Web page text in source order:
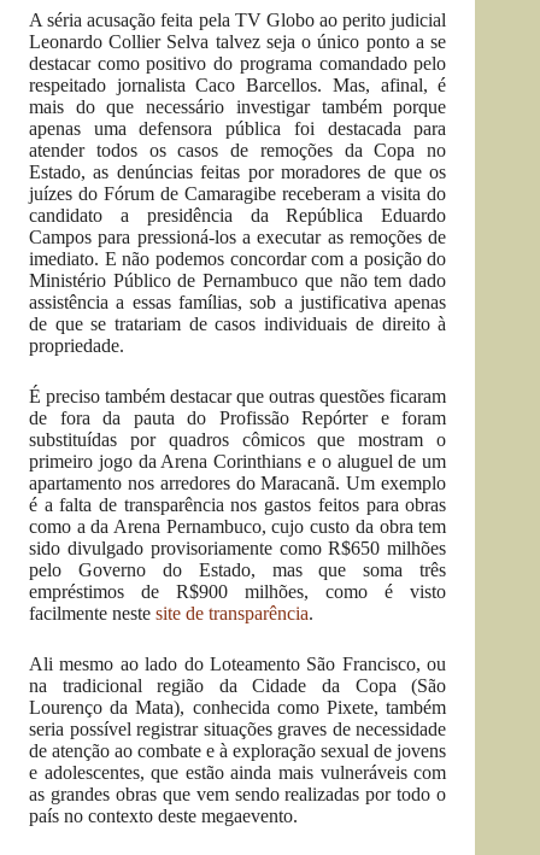
A séria acusação feita pela TV Globo ao perito judicial
Leonardo Collier Selva talvez seja o único ponto a se
destacar como positivo do programa comandado pelo
respeitado jornalista Caco Barcellos. Mas, afinal, é
mais do que necessário investigar também porque
apenas uma defensora pública foi destacada para
atender todos os casos de remoções da Copa no
Estado, as denúncias feitas por moradores de que os
juízes do Fórum de Camaragibe receberam a visita do
candidato a presidência da República Eduardo
Campos para pressioná-los a executar as remoções de
imediato. E não podemos concordar com a posição do
Ministério Público de Pernambuco que não tem dado
assistência a essas famílias, sob a justificativa apenas
de que se tratariam de casos individuais de direito à
propriedade.
É preciso também destacar que outras questões ficaram
de fora da pauta do Profissão Repórter e foram
substituídas por quadros cômicos que mostram o
primeiro jogo da Arena Corinthians e o aluguel de um
apartamento nos arredores do Maracanã. Um exemplo
é a falta de transparência nos gastos feitos para obras
como a da Arena Pernambuco, cujo custo da obra tem
sido divulgado provisoriamente como R$650 milhões
pelo Governo do Estado, mas que soma três
empréstimos de R$900 milhões, como é visto
facilmente neste site de transparência.
Ali mesmo ao lado do Loteamento São Francisco, ou
na tradicional região da Cidade da Copa (São
Lourenço da Mata), conhecida como Pixete, também
seria possível registrar situações graves de necessidade
de atenção ao combate e à exploração sexual de jovens
e adolescentes, que estão ainda mais vulneráveis com
as grandes obras que vem sendo realizadas por todo o
país no contexto deste megaevento.